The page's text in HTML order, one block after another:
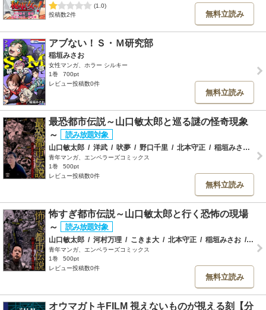
(1.0)
投稿数2件
無料立読み
アブない！Ｓ・Ｍ研究部
稲垣みさお
女性マンガ、ホラー シルキー
1巻
700pt
レビュー投稿数0件
無料立読み
最恐都市伝説～山口敏太郎と巡る謎の怪奇現象
～
山口敏太郎 / 洋武 / 吠夢 / 野口千里 / 北本守正 / 稲垣みさお
青年マンガ、エンペラーズコミックス
1巻
500pt
レビュー投稿数0件
無料立読み
怖すぎ都市伝説～山口敏太郎と行く恐怖の現場
～
山口敏太郎 / 河村万理 / こきま大 / 北本守正 / 稲垣みさお / 洋武
青年マンガ、エンペラーズコミックス
1巻
500pt
レビュー投稿数0件
無料立読み
オウマガトキFILM 視えないものが視える刻【分